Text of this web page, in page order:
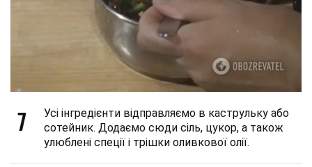
7
Усі інгредієнти відправляємо в каструльку або
сотейник. Додаємо сюди сіль, цукор, а також
улюблені спеції і трішки оливкової олії.